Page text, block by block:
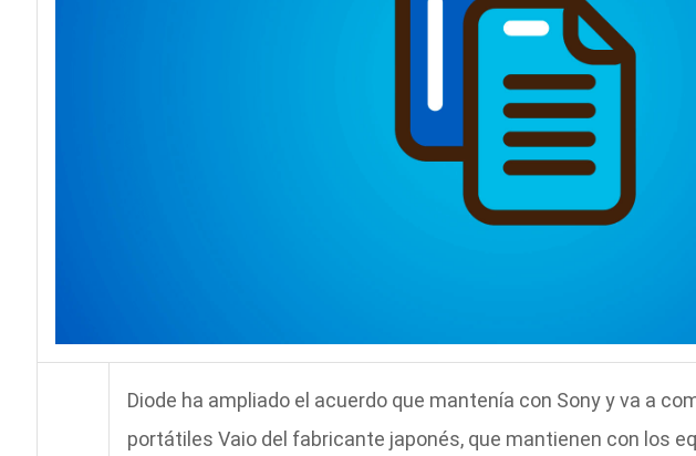
Diode ha ampliado el acuerdo que mantenía con Sony y va a
portátiles Vaio del fabricante japonés, que mantienen con los